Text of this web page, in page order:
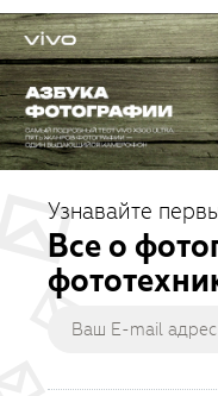
Узнавайте
Все о